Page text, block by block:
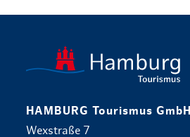
HAMBURG Tourismus GmbH
Wexstraße 7